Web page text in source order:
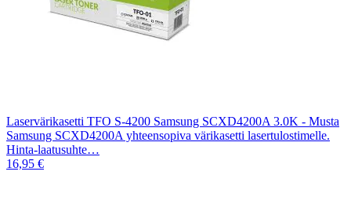
Laservärikasetti TFO S-4200 Samsung SCXD4200A 3.0K - Musta
Samsung SCXD4200A yhteensopiva värikasetti lasertulostimelle.
Hinta-laatusuhte…
16,95 €